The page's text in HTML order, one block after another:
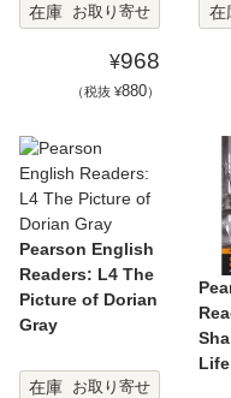
在庫
お取り寄せ
¥968
（税抜 ¥880）
在
Pearson English
Readers: L4 The
Picture of Dorian
Gray
在庫 お取り寄せ